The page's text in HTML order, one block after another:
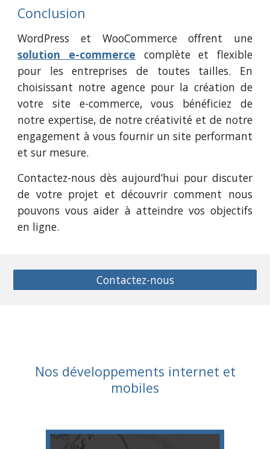
Conclusion
WordPress et WooCommerce offrent une
solution e-commerce complète et flexible
pour les entreprises de toutes tailles. En
choisissant notre agence pour la création de
votre site e-commerce, vous bénéficiez de
notre expertise, de notre créativité et de notre
engagement à vous fournir un site performant
et sur mesure.
Contactez-nous dès aujourd’hui pour discuter
de votre projet et découvrir comment nous
pouvons vous aider à atteindre vos objectifs
en ligne.
Contactez-nous
Nos développements internet et
mobiles